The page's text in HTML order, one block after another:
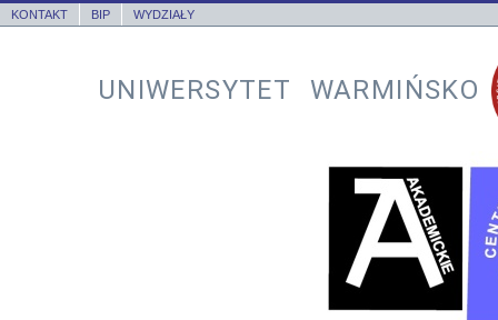
KONTAKT BIP WYDZIAŁY
UNIWERSYTET WARMIŃSKO